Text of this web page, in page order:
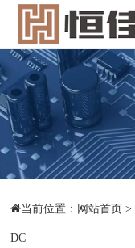
当前位置： 网站首页 >
DC